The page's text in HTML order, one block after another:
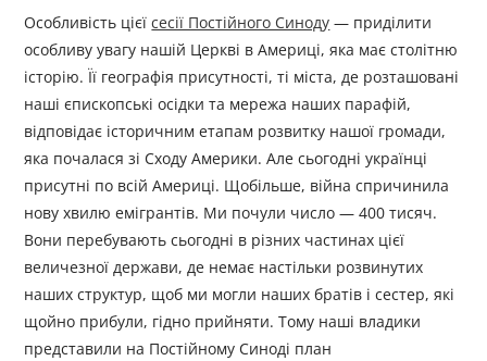
Особливість цієїсесії Постійного Синоду — приділити
особливу увагу нашій Церкві в Америці, яка має столітню
історію. Її географія присутності, ті міста, де розташовані
наші єпископські осідки та мережа наших парафій,
відповідає історичним етапам розвитку нашої громади,
яка почалася зі Сходу Америки. Але сьогодні українці
присутні по всій Америці. Щобільше, війна спричинила
нову хвилю емігрантів. Ми почули число — 400 тисяч.
Вони перебувають сьогодні в різних частинах цієї
величезної держави, де немає настільки розвинутих
наших структур, щоб ми могли наших братів і сестер, які
щойно прибули, гідно прийняти. Тому наші владики
представили на Постійному Синоді план